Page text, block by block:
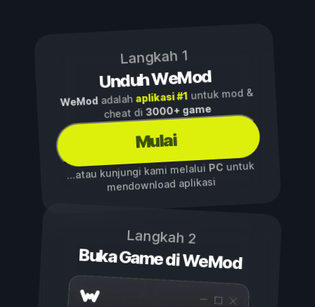
Langkah 1
Unduh WeMod
WeModadalah aplikasi #1untuk mod &
cheat di3000+ game
Mulai
...atau kunjungi kami melalui PCuntuk
mendownload aplikasi
Langkah 2
Buka Game di WeMod